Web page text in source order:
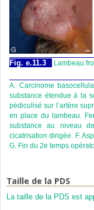
Fig. e.11.3 Lambeau
A. Carcinome
substance étendue à la
pédiculisé sur l’artère
en place du lambeau.
substance au niveau
cicatrisation dirigée. F.
G. Fin du 2e temps
Taille de la PDS
La taille de la PDS est